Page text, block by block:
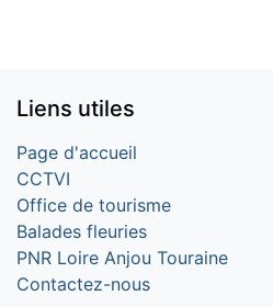
Liens utiles
Page d'accueil
CCTVI
Office de tourisme
Balades fleuries
PNR Loire Anjou Touraine
Contactez-nous